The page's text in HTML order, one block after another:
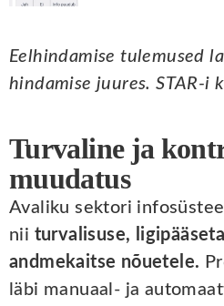
Eelhindamise tulemused
hindamise juures. STAR-i
Turvaline ja
muudatus
Avaliku sektori
nii turvalisuse,
andmekaitse nõuetele.
läbi manuaal- ja